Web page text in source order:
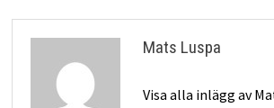
Mats Luspa
Visa alla inlägg av